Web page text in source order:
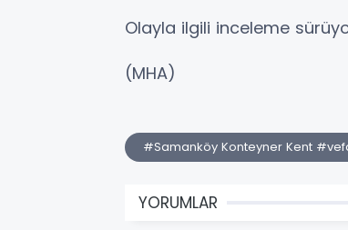
Olayla ilgili inceleme
(MHA)
#Samanköy Konteyner Kent
YORUMLAR